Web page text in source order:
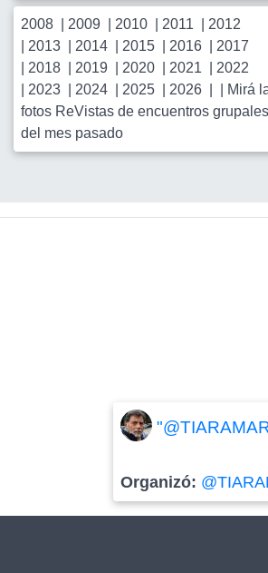
2008 2009 2010 2011
2012
2013 2014 2015 2016
2017
2018 2019 2020 2021
2022
2023 2024 2025 2026
Mirá
fotos ReVistas de encuentros grupales
del mes pasado
Organizó: